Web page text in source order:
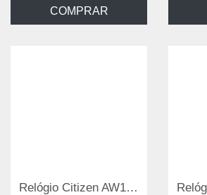
COMPRAR
Relógio Citizen AW1524-84E